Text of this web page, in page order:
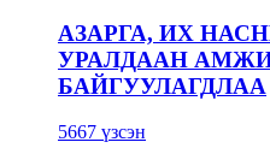
АЗАРГА, ИХ
УРАЛДААН
БАЙГУУЛАГДЛАА
5667 үзсэн